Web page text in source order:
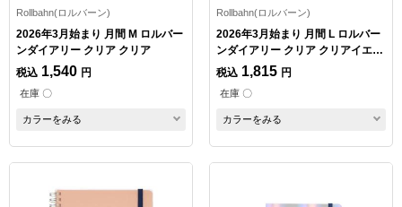
Rollbahn(ロルバーン)
2026年3月始まり 月間 M ロルバー
ンダイアリー クリア クリア
税込 1,540 円
在庫 〇
カラーをみる
Rollbahn(ロルバーン)
2026年3月始まり 月間 L ロルバー
ンダイアリー クリア クリアイエロ
ー
税込 1,815 円
在庫 〇
カラーをみる